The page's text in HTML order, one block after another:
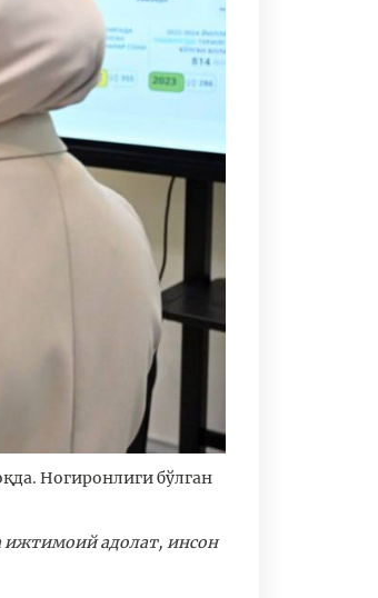
Ногиронлиги бўлган
ижтимоий адолат, инсон